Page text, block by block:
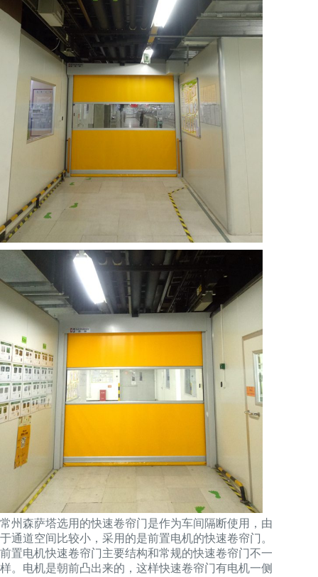
常州森萨塔选用的快速卷帘门是作为车间隔断使用，由
于通道空间比较小，采用的是前置电机的快速卷帘门。
前置电机快速卷帘门主要结构和常规的快速卷帘门不一
样。电机是朝前凸出来的，这样快速卷帘门有电机一侧